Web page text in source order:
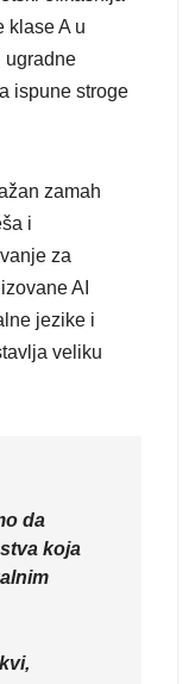
klase A u
ugradne
ispune stroge
zamah
i
za
AI
jezike i
veliku
da
koja